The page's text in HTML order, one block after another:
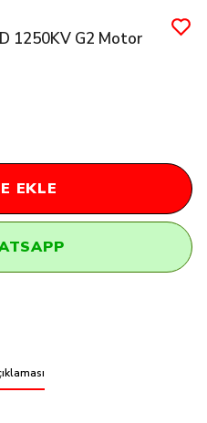
1250KV G2 Motor
EKLE